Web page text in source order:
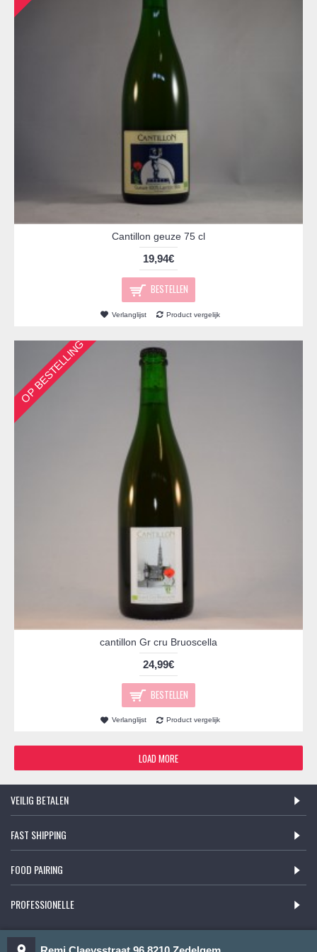
Cantillon geuze 75 cl
19,94€
BESTELLEN
Verlanglijst Product vergelijk
OP BESTELLING
cantillon Gr cru Bruoscella
24,99€
BESTELLEN
Verlanglijst Product vergelijk
LOAD MORE
VEILIG BETALEN
FAST SHIPPING
FOOD PAIRING
PROFESSIONELLE